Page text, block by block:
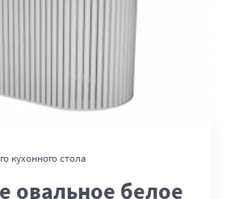
В корзину
кухонного стола
овальное белое